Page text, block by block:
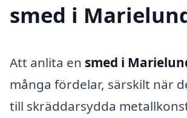
smed i
Att anlita en smed i
många fördelar, särskilt när
till skräddarsydda